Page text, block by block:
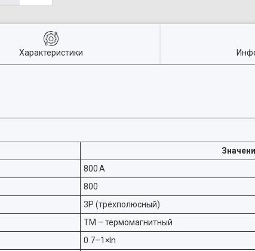
Характеристики
800 A
800
3P (трёхполюсный)
TM – термомагнитный
0.7–1×In